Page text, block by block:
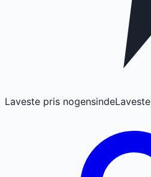
Laveste pris nogensindeLaveste